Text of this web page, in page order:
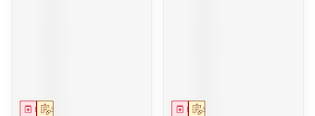
Sur prescription
Médicament Sur prescription
Médicament